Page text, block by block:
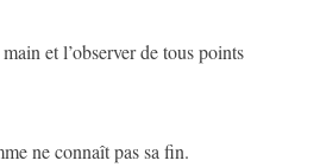
et l’observer de tous points
ne connaît pas sa fin.